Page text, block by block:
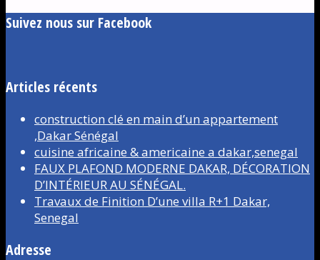
Suivez nous sur Facebook
Articles récents
construction clé en main d’un appartement
,Dakar Sénégal
cuisine africaine & americaine a dakar,senegal
FAUX PLAFOND MODERNE DAKAR, DÉCORATION
D’INTÉRIEUR AU SÉNÉGAL.
Travaux de Finition D’une villa R+1 Dakar,
Senegal
Adresse